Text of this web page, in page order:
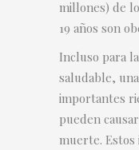
millones) de
19 años son
Incluso para
saludable,
importantes
pueden
muerte.